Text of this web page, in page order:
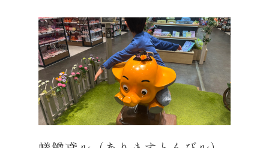
光客ばかりで、 店員さんも外国人、何か海外に
いるようでした。 少しお寿司をイートインした
り、 中華をつまんだり、美味しく頂きました。
海鮮だけでなく、 果物や珍しい野菜などもたく
さん売っていました。 食べ歩きの物は、やはり
観光客価格で、 私の感覚では、町のスーパーの
価格の3倍くらい している感じでした。 いまさ
らですが、錦市場しかり、 完全に観光地化して
ますね。 またゆっくり千日前の方も ぶらぶら
してみたくなりました。 「551の蓬莱」や、
「ぼてぢゅう」の本店も。 それでは、皆様元気